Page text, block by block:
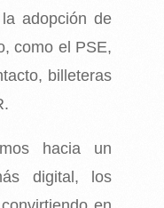
adopción de
como el PSE,
billeteras
hacia un
digital, los